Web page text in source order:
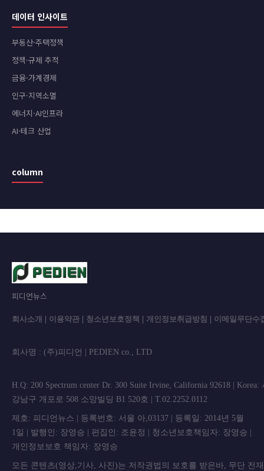
데이터 인사이트
부동산·주택정책
정책·규제 추적
금융·가계경제
인구·지역소멸
에너지·AI인프라
AI·테크 산업
column
피디언뉴스
회사소개 이용약관 청소년보호정책 개인정보취급방침 이메일무단수
회사명 : (주)피디언 | PEDIEN co.,
H.Q: 200 Spectrum center Dr. 300 Suite Irvine, California 92618 | Korea:
강남구 개포로 508 소망빌딩 B1 520호 | T.02.2252.0112
제호: 피디언뉴스 | 등록번호: 서울 아,03137 | 등록일: 2014년 5월
1일 | 발행인: 장영승 | 편집인: 조윤정 | 청소년보호책임자: 장영승 |
개인정보보호 책임자: 장영승
모든 콘텐츠(영상,기사, 사진)는 저작권법의 보호를 받은바, 무단 전